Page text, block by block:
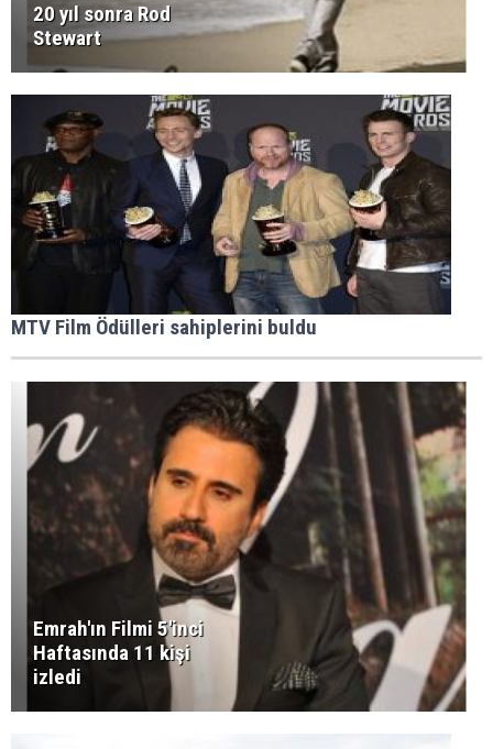
20 yıl sonra Rod
Stewart
MTV Film Ödülleri sahiplerini buldu
Emrah'ın Filmi 5'inci
Haftasında 11 kişi
izledi